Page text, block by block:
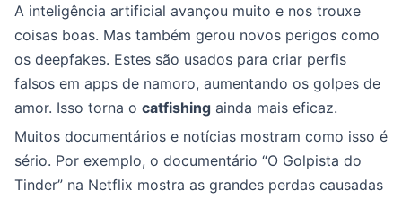
A inteligência artificial avançou muito e nos trouxe
coisas boas. Mas também gerou novos perigos como
os deepfakes. Estes são usados para criar perfis
falsos em apps de namoro, aumentando os golpes de
amor. Isso torna o catfishing ainda mais eficaz.
Muitos documentários e notícias mostram como isso é
sério. Por exemplo, o documentário “O Golpista do
Tinder” na Netflix mostra as grandes perdas causadas